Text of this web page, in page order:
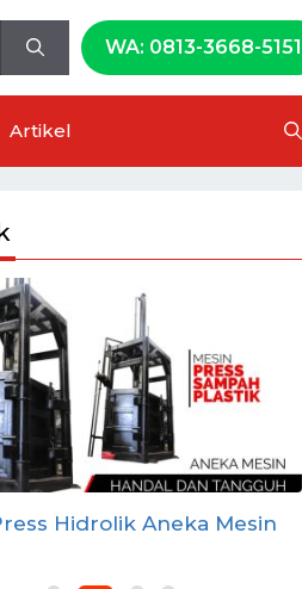
WA: 0813-3668-5151
Artikel
Hidrolik Aneka Mesin